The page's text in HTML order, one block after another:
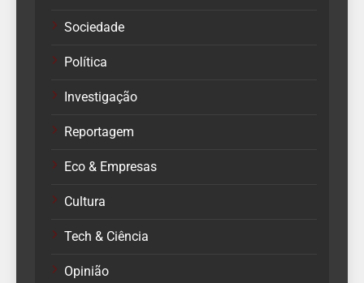
Sociedade
Política
Investigação
Reportagem
Eco & Empresas
Cultura
Tech & Ciência
Opinião